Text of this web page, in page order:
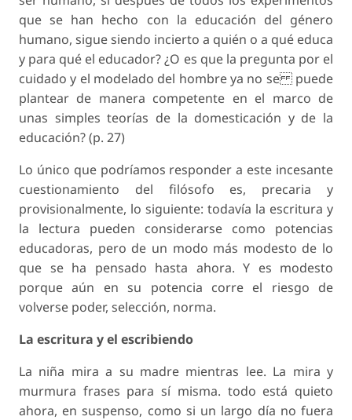
que se han hecho con la educación del género
humano, sigue siendo incierto a quién o a qué educa
y para qué el educador? ¿O es que la pregunta por el
cuidado y el modelado del hombre ya no se puede
plantear de manera competente en el marco de
unas simples teorías de la domesticación y de la
educación? (p. 27)
Lo único que podríamos responder a este incesante
cuestionamiento del filósofo es, precaria y
provisionalmente, lo siguiente: todavía la escritura y
la lectura pueden considerarse como potencias
educadoras, pero de un modo más modesto de lo
que se ha pensado hasta ahora. Y es modesto
porque aún en su potencia corre el riesgo de
volverse poder, selección, norma.
La escritura y el escribiendo
La niña mira a su madre mientras lee. La mira y
murmura frases para sí misma. todo está quieto
ahora, en suspenso, como si un largo día no fuera